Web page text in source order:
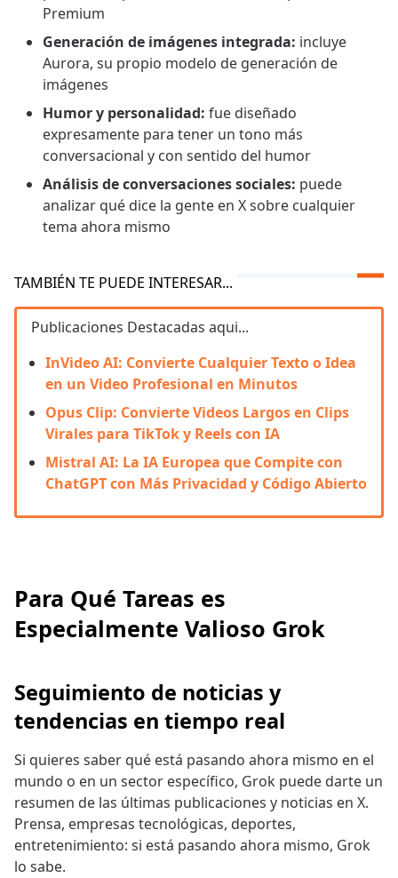
Premium
Generación de imágenes integrada: incluye
Aurora, su propio modelo de generación de
imágenes
Humor y personalidad: fue diseñado
expresamente para tener un tono más
conversacional y con sentido del humor
Análisis de conversaciones sociales: puede
analizar qué dice la gente en X sobre cualquier
tema ahora mismo
TAMBIÉN TE PUEDE INTERESAR...
Publicaciones Destacadas aqui...
InVideo AI: Convierte Cualquier Texto o Idea
en un Video Profesional en Minutos
Opus Clip: Convierte Videos Largos en Clips
Virales para TikTok y Reels con IA
Mistral AI: La IA Europea que Compite con
ChatGPT con Más Privacidad y Código Abierto
Para Qué Tareas es
Especialmente Valioso Grok
Seguimiento de noticias y
tendencias en tiempo real
Si quieres saber qué está pasando ahora mismo en el
mundo o en un sector específico, Grok puede darte un
resumen de las últimas publicaciones y noticias en X.
Prensa, empresas tecnológicas, deportes,
entretenimiento: si está pasando ahora mismo, Grok
lo sabe.